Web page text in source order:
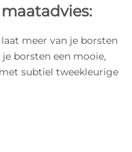
meer van je borsten
borsten een mooie,
subtiel tweekleurige